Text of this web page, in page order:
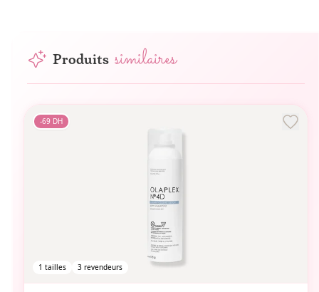
Produits similaires
-69DH
1 tailles 3revendeurs